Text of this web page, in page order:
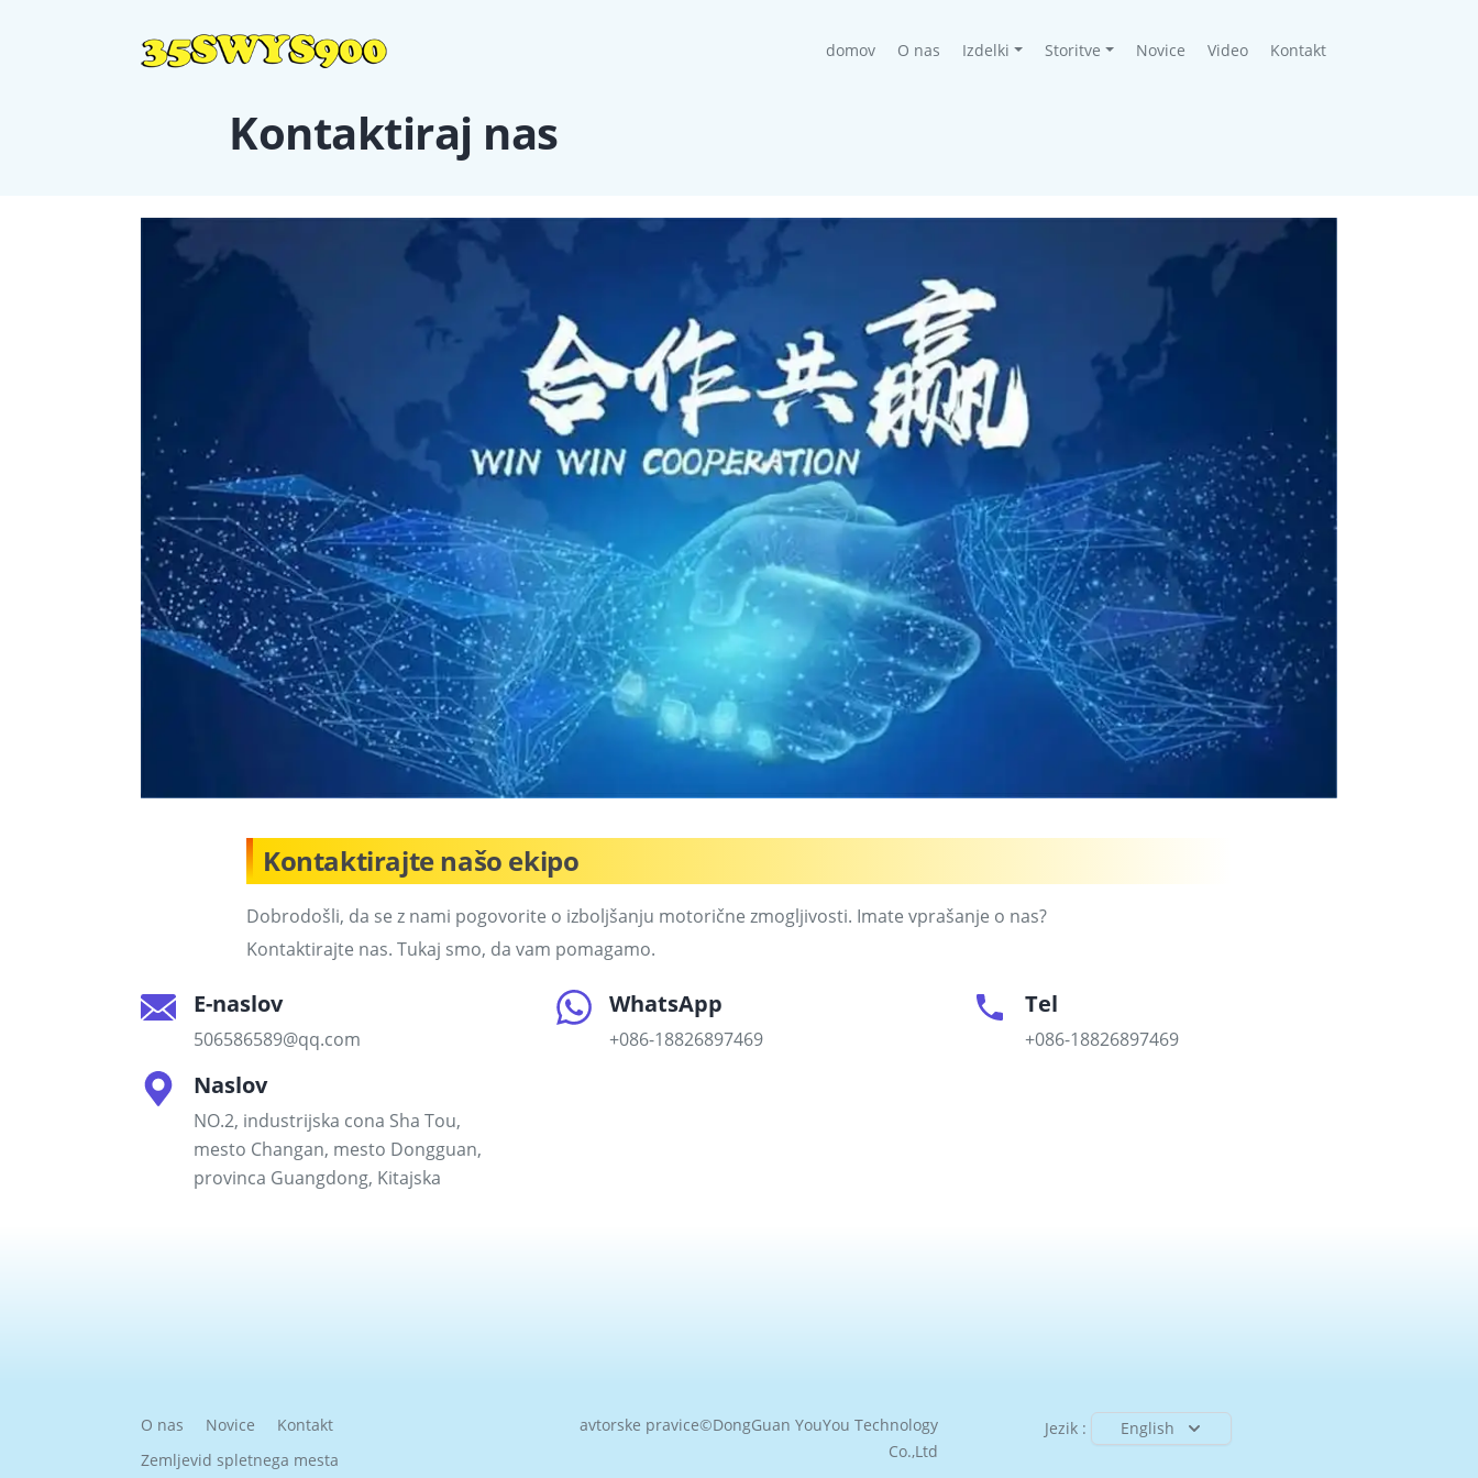
domov(current)
O nas Izdelki Storitve Novice Video Kontakt
Kontaktiraj nas
Kontaktirajte našo ekipo
Dobrodošli, da se z nami pogovorite o izboljšanju motorične zmogljivosti. Imate vprašanje o nas?
Kontaktirajte nas. Tukaj smo, da vam pomagamo.
E-naslov
506586589@qq.com
WhatsApp
+086-18826897469
Tel
+086-18826897469
Naslov
NO.2, industrijska cona Sha Tou,
mesto Changan, mesto Dongguan,
provinca Guangdong, Kitajska
O nas Novice
Kontakt
Zemljevid spletnega mesta
avtorske pravice©DongGuan YouYou Technology
Co.,Ltd
Jezik : English